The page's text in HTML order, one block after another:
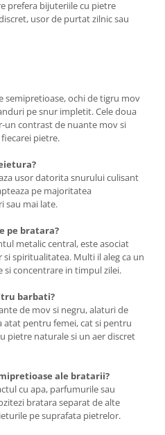
prefera bijuteriile cu pietre
usor de purtat zilnic sau
semipretioase, ochi de tigru mov
pe snur impletit. Cele doua
un contrast de nuante mov si
pietre.
usor datorita snurului culisant
pe majoritatea
sau mai late.
pe bratara?
metalic central, este asociat
spiritualitatea. Multi il aleg ca un
concentrare in timpul zilei.
barbati?
de mov si negru, alaturi de
pentru femei, cat si pentru
pietre naturale si un aer discret
ale bratarii?
cu apa, parfumurile sau
bratara separat de alte
pe suprafata pietrelor.